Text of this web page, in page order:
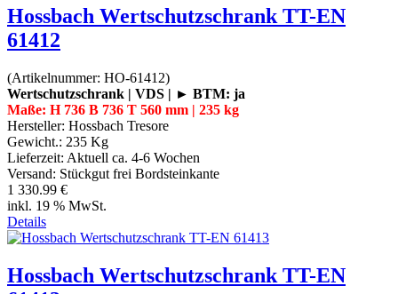
Hossbach Wertschutzschrank TT-EN
61412
(Artikelnummer: HO-61412)
Wertschutzschrank | VDS | ► BTM: ja
Maße: H 736 B 736 T 560 mm | 235 kg
Hersteller: Hossbach Tresore
Gewicht.: 235 Kg
Lieferzeit: Aktuell ca. 4-6 Wochen
Versand: Stückgut frei Bordsteinkante
1 330.99 €
inkl. 19 % MwSt.
Details
Hossbach Wertschutzschrank TT-EN